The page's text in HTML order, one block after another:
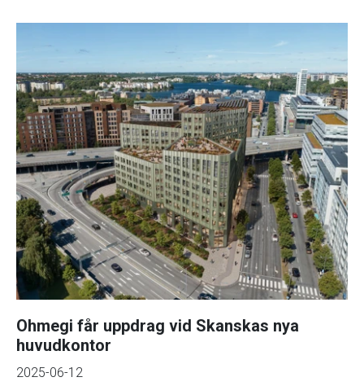
Ohmegi får uppdrag vid Skanskas nya
huvudkontor
2025-06-12